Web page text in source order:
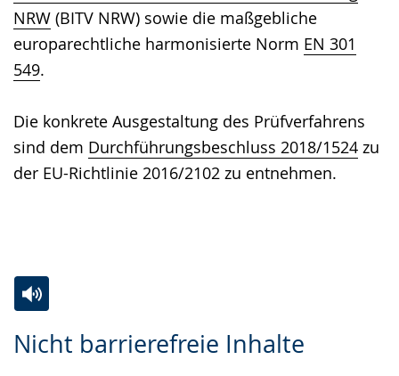
NRW (BITV NRW) sowie die maßgebliche
europarechtliche harmonisierte Norm EN 301
549.
Die konkrete Ausgestaltung des Prüfverfahrens
sind dem Durchführungsbeschluss 2018/1524 zu
der EU-Richtlinie 2016/2102 zu entnehmen.
Nicht barrierefreie Inhalte
Leichten
Audio-
Video